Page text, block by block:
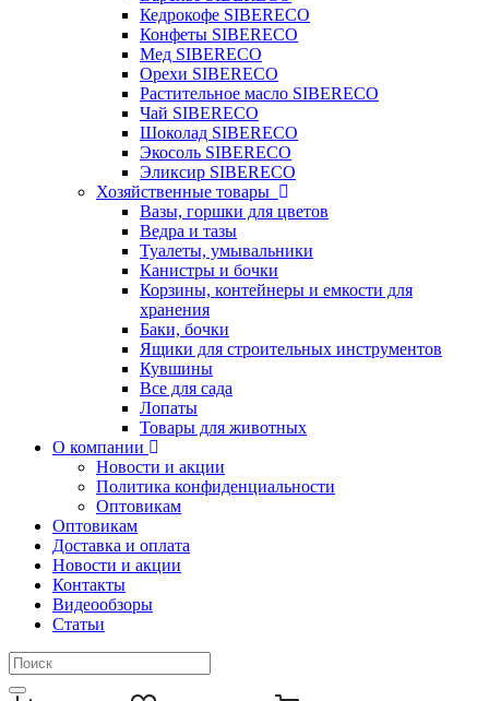
Кедрокофе SIBERECO
Конфеты SIBERECO
Мед SIBERECO
Орехи SIBERECO
Растительное масло SIBERECO
Чай SIBERECO
Шоколад SIBERECO
Экосоль SIBERECO
Эликсир SIBERECO
Хозяйственные товары
Вазы, горшки для цветов
Ведра и тазы
Туалеты, умывальники
Канистры и бочки
Корзины, контейнеры и емкости для
хранения
Баки, бочки
Ящики для строительных инструментов
Кувшины
Все для сада
Лопаты
Товары для животных
О компании
Новости и акции
Политика конфиденциальности
Оптовикам
Оптовикам
Доставка и оплата
Новости и акции
Контакты
Видеообзоры
Статьи